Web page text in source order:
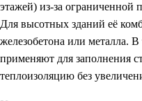
этажей) из-за ограниченной
Для высотных зданий её
железобетона или металла.
применяют для заполнения
теплоизоляцию без